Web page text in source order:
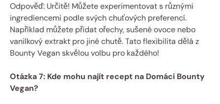
Odpověď: Určitě! Můžete experimentovat s různými
ingrediencemi podle svých chuťových preferencí.
Například můžete přidat ořechy, sušené ovoce nebo
vanilkový extrakt pro jiné chutě. Tato flexibilita dělá z
Bounty Vegan skvělou volbu pro každého!
Otázka 7: Kde mohu najít recept na Domácí Bounty
Vegan?